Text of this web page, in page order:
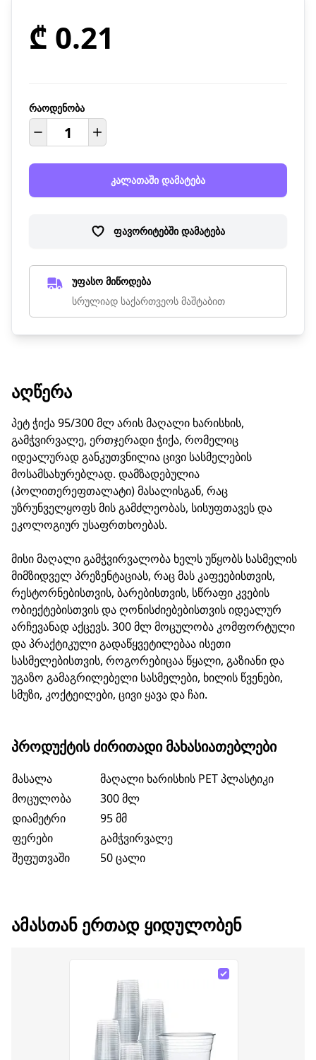
₾ 0.21
რაოდენობა
კალათაში დამატება
ფავორიტებში დამატება
უფასო მიწოდება
სრულიად საქართვეოს მაშტაბით
ᲐᲦᲬᲔᲠᲐ
პეტ ჭიქა 95/300 მლ არის მაღალი ხარისხის,
გამჭვირვალე, ერთჯერადი ჭიქა, რომელიც
იდეალურად განკუთვნილია ცივი სასმელების
მოსამსახურებლად. დამზადებულია
(პოლითერეფთალატი) მასალისგან, რაც
უზრუნველყოფს მის გამძლეობას, სისუფთავეს და
ეკოლოგიურ უსაფრთხოებას.
მისი მაღალი გამჭვირვალობა ხელს უწყობს სასმელის
მიმზიდველ პრეზენტაციას, რაც მას კაფეებისთვის,
რესტორნებისთვის, ბარებისთვის, სწრაფი კვების
ობიექტებისთვის და ღონისძიებებისთვის იდეალურ
არჩევანად აქცევს. 300 მლ მოცულობა კომფორტული
და პრაქტიკული გადაწყვეტილებაა ისეთი
სასმელებისთვის, როგორებიცაა წყალი, გაზიანი და
უგაზო გამაგრილებელი სასმელები, ხილის წვენები,
სმუზი, კოქტეილები, ცივი ყავა და ჩაი.
ᲞᲠᲝᲓᲣᲥᲢᲘᲡ ᲫᲘᲠᲘᲗᲐᲓᲘ ᲛᲐᲮᲐᲡᲘᲐᲗᲔᲑᲚᲔᲑᲘ
მასალა
მაღალი ხარისხის PET პლასტიკი
მოცულობა
300 მლ
დიამეტრი
95 მმ
ფერები
გამჭვირვალე
შეფუთვაში
50 ცალი
ᲐᲛᲐᲡᲗᲐᲜ ᲔᲠᲗᲐᲓ ᲧᲘᲓᲣᲚᲝᲑᲔᲜ